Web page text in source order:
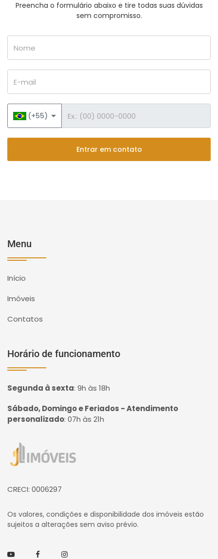
Preencha o formulário abaixo e tire todas suas dúvidas
sem compromisso.
(+55)
Entrar em contato
Menu
Início
Imóveis
Contatos
Horário de funcionamento
Segunda à sexta: 9h às 18h
Sábado, Domingo e Feriados - Atendimento
personalizado: 07h às 21h
Página inicial
CRECI: 0006297
Os valores, condições e disponibilidade dos imóveis estão
sujeitos a alterações sem aviso prévio.
YoutubeFacebookInstagram